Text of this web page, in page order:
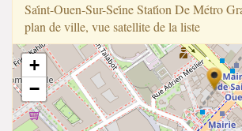
Sai̇̇nt-Ouen-Sur-Sei̇̇ne Stati̇̇on De Métro
plan de ville, vue satellite de la liste
+
−